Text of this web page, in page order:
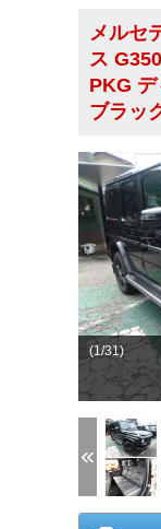
メルセ
ス
PKG
ブラッ
(1/31)